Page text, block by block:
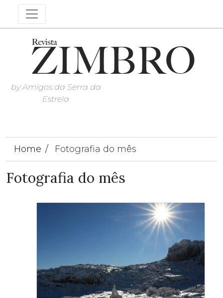
by Amigos da Serra da
Estrela
Home Fotografia do mês
Fotografia do mês